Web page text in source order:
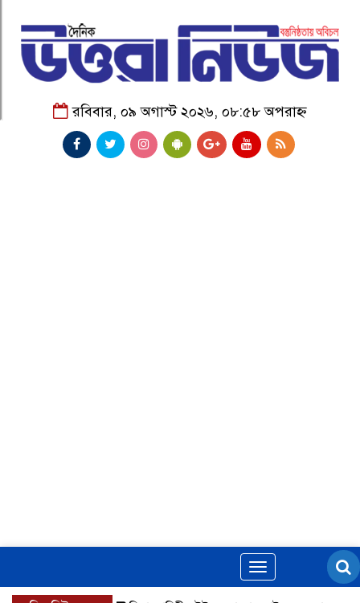
রবিবার, ০৯ অগাস্ট ২০২৬, ০৮:৫৮ অপরাহ্ন
Toggle
navigation